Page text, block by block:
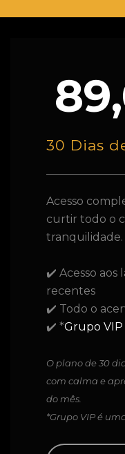
30 Dias
Acesso
curtir todo o
tranquilidade.
✔️ Acesso aos
recentes
✔️ Todo o
✔️ *Grupo
O plano de 30
com calma e
do mês.
*Grupo VIP é